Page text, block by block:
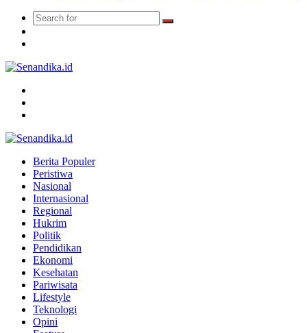
Search
Berita Populer
Peristiwa
Nasional
Internasional
Regional
Hukrim
Politik
Pendidikan
Ekonomi
Kesehatan
Pariwisata
Lifestyle
Teknologi
Opini